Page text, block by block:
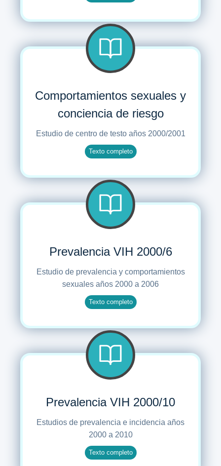
Comportamientos sexuales y
conciencia de riesgo
Estudio de centro de testo años 2000/2001
Texto completo
Prevalencia VIH 2000/6
Estudio de prevalencia y comportamientos
sexuales años 2000 a 2006
Texto completo
Prevalencia VIH 2000/10
Estudios de prevalencia e incidencia años
2000 a 2010
Texto completo